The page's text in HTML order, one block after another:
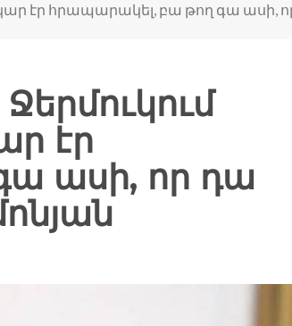
էր հրապարակել, բա թող գա ասի,
էր
ասի, որ դա